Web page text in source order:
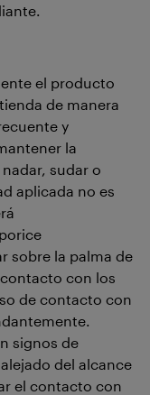
el producto
de manera
y
la
sudar o
aplicada no es
sobre la palma de
con los
de contacto con
signos de
del alcance
el contacto con